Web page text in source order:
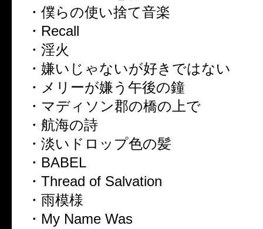
・僕らの使い捨て音楽
・Recall
・淫火
・嫌いじゃないが好きではない
・メリーが嫌う午後の鐘
・マディソン郡の橋の上で
・航海の詩
・淡いドロップ色の髪
・BABEL
・Thread of Salvation
・雨模様
・My Name Was